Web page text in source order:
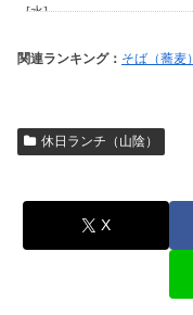
関連ランキング： そば（蕎麦）
休日ランチ（山陰）
X